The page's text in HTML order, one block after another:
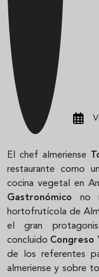
El chef almeriense
restaurante como
cocina vegetal en
Gastronómico no
hortofrutícola de
el gran
concluido Congreso
de los referentes
almeriense y sobre